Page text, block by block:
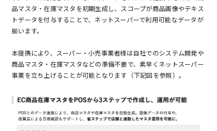
品マスタ・在庫マスタを初期生成し、スコープが商品画像やテキス
トデータを付与することで、ネットスーパーで利用可能なデータが
揃います。
本提携により、スーパー・小売事業者様は自社でのシステム開発や
商品マスタ・在庫マスタなどの準備不要で、素早くネットスーパー
事業を立ち上げることが可能となります（下記図を参照）。